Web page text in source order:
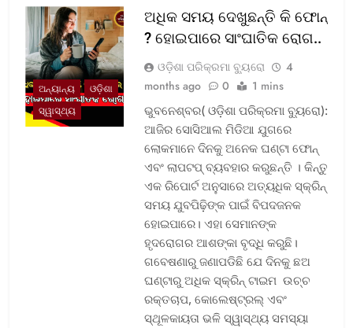
ଅନ୍ୟାନ୍ୟ
ଓଡ଼ିଶା
ସ୍ୱାସ୍ଥ୍ୟ
ଅଧିକ ସମୟ ଦେଖୁଛନ୍ତି କି ଫୋନ୍
? ହୋଇପାରେ ସାଂଘାତିକ ରୋଗ..
ଓଡ଼ିଶା ପରିକ୍ରମା ବ୍ୟୁରୋ
4
months ago
0 1 mins
ଭୁବନେଶ୍ବର( ଓଡ଼ିଶା ପରିକ୍ରମା ବ୍ୟୁରୋ):
ଆଜିର ସୋସିଆଲ ମିଡିଆ ଯୁଗରେ
ଲୋକମାନେ ଦିନକୁ ଅନେକ ଘଣ୍ଟା ଫୋନ୍
ଏବଂ ଲାପଟପ୍ ବ୍ୟବହାର କରୁଛନ୍ତି । କିନ୍ତୁ
ଏକ ରିପୋର୍ଟ ଅନୁସାରେ ଅତ୍ୟଧିକ ସ୍କ୍ରିନ୍
ସମୟ ଯୁବପିଢ଼ିଙ୍କ ପାଇଁ ବିପଦଜନକ
ହୋଇପାରେ। ଏହା ସେମାନଙ୍କ
ହୃଦରୋଗର ଆଶଙ୍କା ବୃଦ୍ଧି କରୁଛି।
ଗବେଷଣାରୁ ଜଣାପଡିଛି ଯେ ଦିନକୁ ଛଅ
ଘଣ୍ଟାରୁ ଅଧିକ ସ୍କ୍ରିନ୍ ଟାଇମ ଉଚ୍ଚ
ରକ୍ତଚାପ, କୋଲେଷ୍ଟ୍ରଲ୍ ଏବଂ
ସ୍ଥୂଳକାୟତା ଭଳି ସ୍ୱାସ୍ଥ୍ୟ ସମସ୍ୟା